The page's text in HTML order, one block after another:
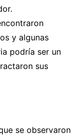
y algunas
podría ser un
sus
se observaron